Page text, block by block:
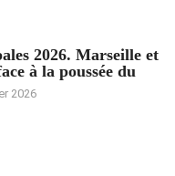
2026. Marseille et
à la poussée du
2026